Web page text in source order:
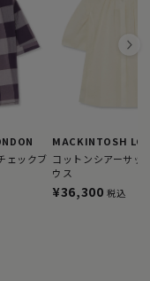
ェックブ
MACKINTOSH
コットンシアーサッ
ウス
¥36,300 税込